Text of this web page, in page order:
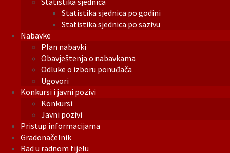
Statistika sjednica po godini
Statistika sjednica po sazivu
Nabavke
Plan nabavki
Obavještenja o nabavkama
Odluke o izboru ponuđača
Ugovori
Konkursi i javni pozivi
Konkursi
Javni pozivi
Pristup informacijama
Gradonačelnik
Rad u radnom tijelu